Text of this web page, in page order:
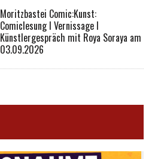
Moritzbastei Comic:Kunst:
Comiclesung I Vernissage I
Künstlergespräch mit Roya Soraya am
03.09.2026